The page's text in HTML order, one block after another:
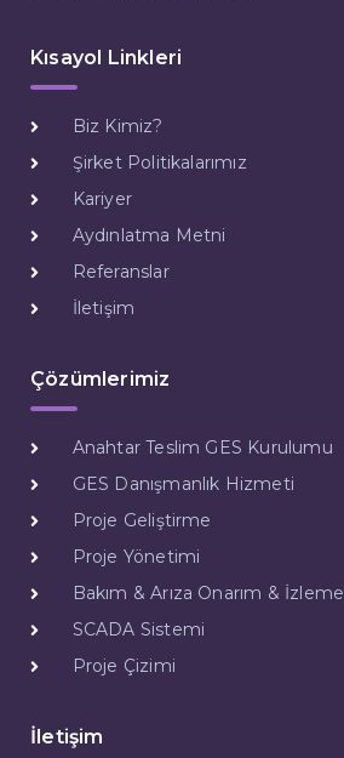
Kısayol Linkleri
Biz Kimiz?
Şirket Politikalarımız
Kariyer
Aydınlatma Metni
Referanslar
İletişim
Çözümlerimiz
Anahtar Teslim GES Kurulumu
GES Danışmanlık Hizmeti
Proje Geliştirme
Proje Yönetimi
Bakım & Arıza Onarım & İzleme
SCADA Sistemi
Proje Çizimi
İletişim